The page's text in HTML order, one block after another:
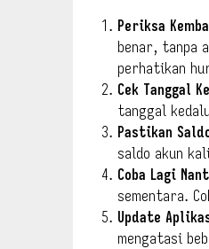
Periksa
benar, tanpa
perhatikan
Cek Tanggal
tanggal
Pastikan
saldo akun
Coba Lagi
sementara.
Update
mengatasi